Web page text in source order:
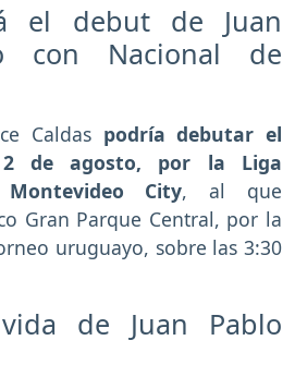
el debut de Juan
con Nacional de
Caldas podría debutar el
2 de agosto, por la Liga
City, al que
Gran Parque Central, por la
uruguayo, sobre las 3:30
de Juan Pablo